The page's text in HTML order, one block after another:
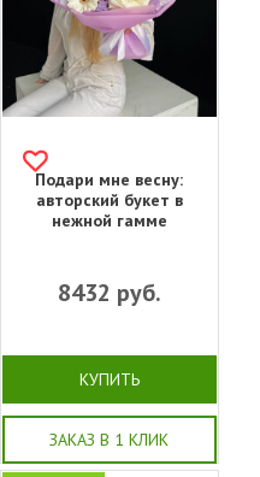
Подари мне весну:
авторский букет в
нежной гамме
8432 руб.
КУПИТЬ
ЗАКАЗ В 1 КЛИК